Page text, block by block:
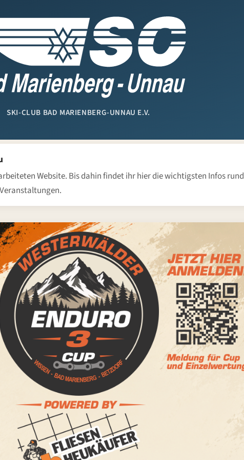
SKI-CLUB BAD MARIENBERG-UNNAU E.V.
Website. Bis dahin findet ihr hier die wichtigsten Infos rund